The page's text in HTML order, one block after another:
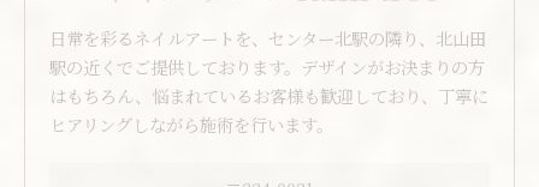
日常を彩るネイルアートを、センター北駅の隣り、北山田
駅の近くでご提供しております。デザインがお決まりの方
はもちろん、悩まれているお客様も歓迎しており、丁寧に
ヒアリングしながら施術を行います。